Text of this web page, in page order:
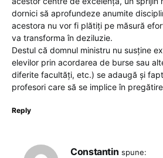
dornici să aprofundeze anumite
acestora nu vor fi plătiți pe măsură
va transforma în deziluzie.
Destul că domnul ministru nu susține
elevilor prin acordarea de burse sau
diferite facultăți, etc.) se adaugă și
profesori care să se implice în
Reply
Constantin spune: